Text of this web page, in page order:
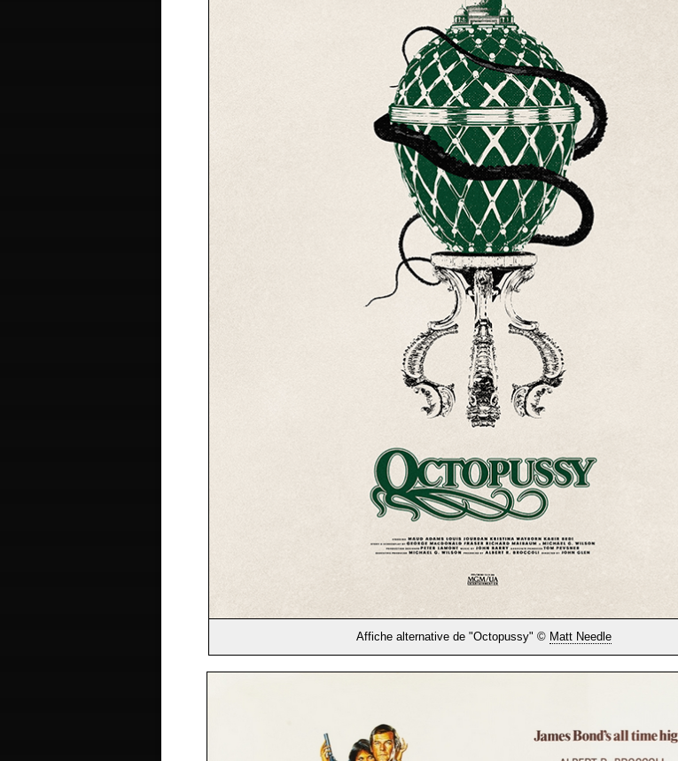
Affiche alternative de "Octopussy" © Matt Needle